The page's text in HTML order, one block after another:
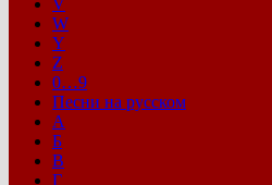
V
W
Y
Z
0…9
Песни на русском
А
Б
В
Г